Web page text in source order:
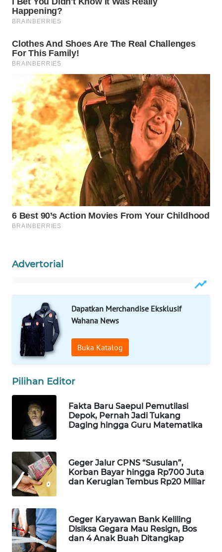
Advertorial
Dapatkan Merchandise Eksklusif
Wahana News
Buka Katalog
Pilihan Editor
Fakta Baru Saepul Pemutilasi
Depok, Pernah Jadi Tukang
Daging hingga Guru Matematika
Geger Jalur CPNS “Susulan”,
Korban Bayar hingga Rp700 Juta
dan Kerugian Tembus Rp20 Miliar
Geger Karyawan Bank Keliling
Disiksa Gegara Mau Resign, Bos
dan 4 Anak Buah Ditangkap
WN
PRIANGAN
WN
SEMARANG
WN
SOLO
WN
BOROBUDUR
WN
MADURA
WN
SURABAYA
WN
MANDALIKA
WN
LIKUPANG
WN
LABUANBAJO
WN
BORNEO
Wahana
Media
Group
WAHANA
NEWS
WAHANA
TANI